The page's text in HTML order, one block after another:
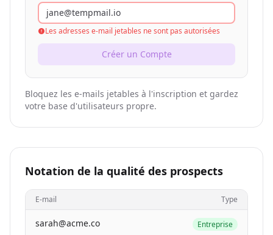
jane@tempmail.io
Les adresses e-mail jetables ne sont pas autorisées
Créer un Compte
Bloquez les e-mails jetables à l'inscription et gardez
votre base d'utilisateurs propre.
Notation de la qualité des prospects
E-mail Type
sarah@acme.co Entreprise